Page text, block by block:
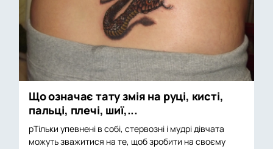
Що означає тату змія на руці, кисті,
пальці, плечі, шиї,...
pТільки упевнені в собі, стервозні і мудрі дівчата
можуть зважитися на те, щоб зробити на своєму